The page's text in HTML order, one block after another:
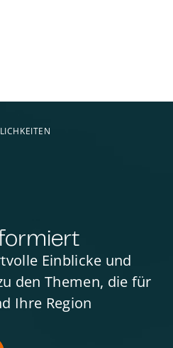
Einblicke und
den Themen, die für
Ihre Region